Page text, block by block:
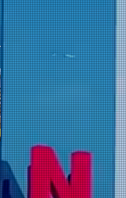
YWP bantu pesakit
pasca COVID-19
kategori 5 di PPR